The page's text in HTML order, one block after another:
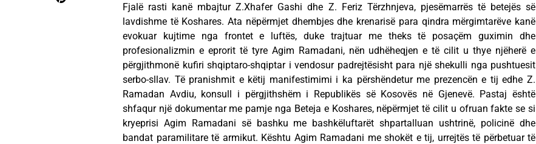
Fjalë rasti kanë mbajtur Z.Xhafer Gashi dhe Z. Feriz Tërzhnjeva, pjesëmarrës të betejës së
lavdishme të Koshares. Ata nëpërmjet dhembjes dhe krenarisë para qindra mërgimtarëve kanë
evokuar kujtime nga frontet e luftës, duke trajtuar me theks të posaçëm guximin dhe
profesionalizmin e eprorit të tyre Agim Ramadani, nën udhëheqjen e të cilit u thye njëherë e
përgjithmonë kufiri shqiptaro-shqiptar i vendosur padrejtësisht para një shekulli nga pushtuesit
serbo-sllav. Të pranishmit e këtij manifestimimi i ka përshëndetur me prezencën e tij edhe Z.
Ramadan Avdiu, konsull i përgjithshëm i Republikës së Kosovës në Gjenevë. Pastaj është
shfaqur një dokumentar me pamje nga Beteja e Koshares, nëpërmjet të cilit u ofruan fakte se si
kryeprisi Agim Ramadani së bashku me bashkëluftarët shpartalluan ushtrinë, policinë dhe
bandat paramilitare të armikut. Kështu Agim Ramadani me shokët e tij, urrejtës të përbetuar të